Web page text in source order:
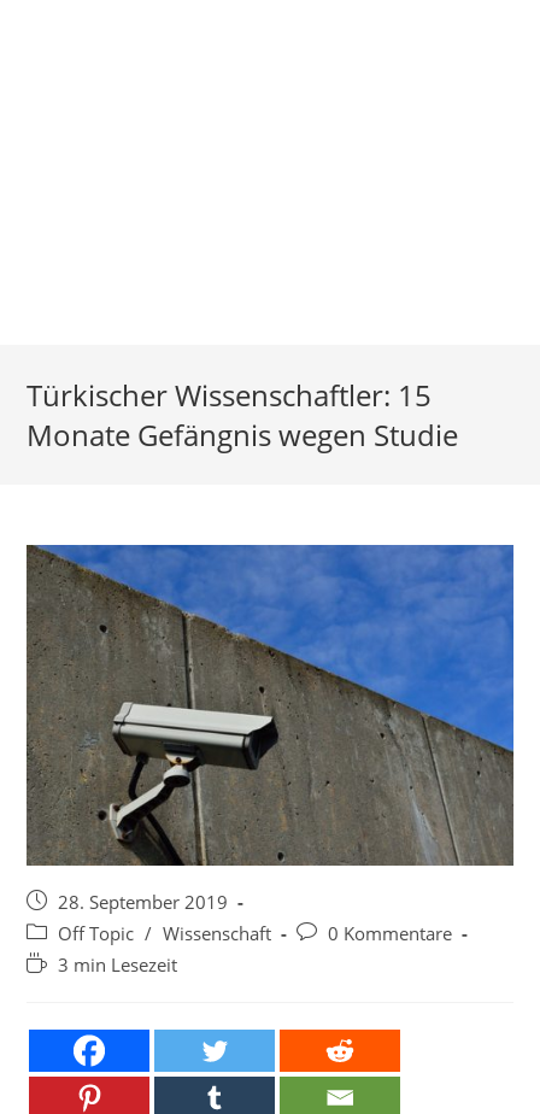
Türkischer Wissenschaftler: 15
Monate Gefängnis wegen Studie
Beitrag
veröffentlicht:
28. September 2019
Beitrags-
Kategorie:
Off Topic / Wissenschaft
Beitrags-
0 Kommentare
Lesedauer:
3 min Lesezeit